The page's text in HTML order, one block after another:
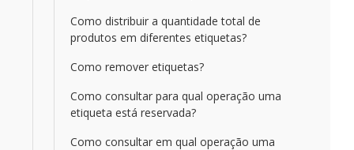
Como distribuir a quantidade total de
produtos em diferentes etiquetas?
Como remover etiquetas?
Como consultar para qual operação uma
etiqueta está reservada?
Como consultar em qual operação uma